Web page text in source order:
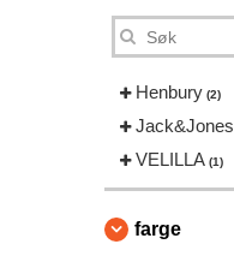
Henbury (2)
Jack&Jones
VELILLA (1)
farge